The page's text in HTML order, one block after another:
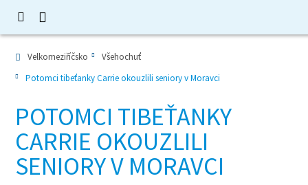
Velkomeziříčsko
Všehochuť
Potomci tibeťanky Carrie okouzlili seniory v Moravci
POTOMCI TIBEŤANKY
CARRIE OKOUZLILI
SENIORY V MORAVCI